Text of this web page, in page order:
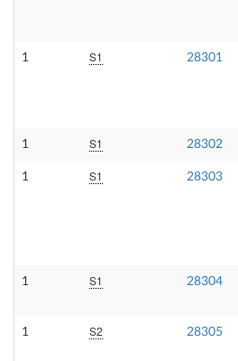
1 S1 28301
1 S1 28302
1 S1 28303
1 S1 28304
1 S2 28305